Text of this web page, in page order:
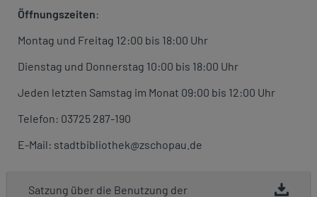
Öffnungszeiten:
Montag und Freitag 12:00 bis 18:00 Uhr
Dienstag und Donnerstag 10:00 bis 18:00 Uhr
Jeden letzten Samstag im Monat 09:00 bis 12:00 Uhr
Telefon: 03725 287-190
E-Mail: stadtbibliothek@zschopau.de
Satzung über die Benutzung der